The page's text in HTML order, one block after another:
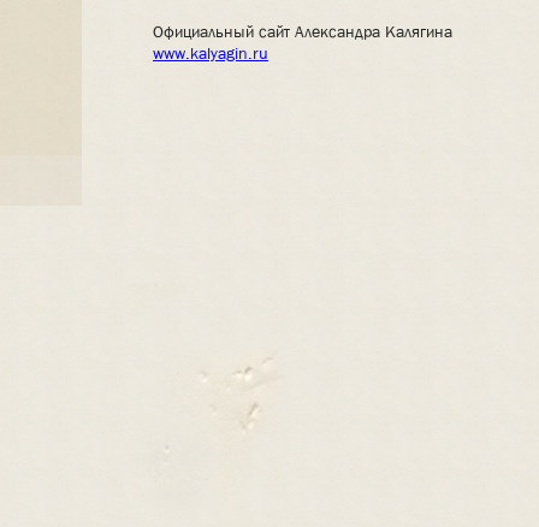
Официальный сайт Александра Калягина
www.kalyagin.ru